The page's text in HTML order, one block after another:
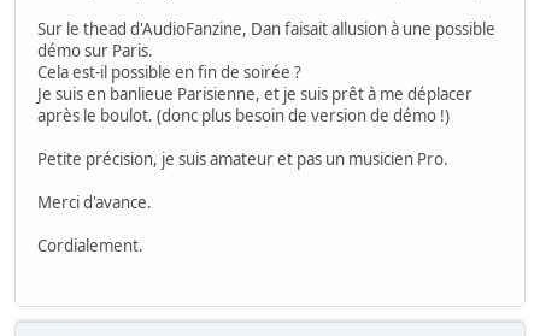
Sur le thead d'AudioFanzine, Dan faisait allusion à une possible
démo sur Paris.
Cela est-il possible en fin de soirée ?
Je suis en banlieue Parisienne, et je suis prêt à me déplacer
après le boulot. (donc plus besoin de version de démo !)
Petite précision, je suis amateur et pas un musicien Pro.
Merci d'avance.
Cordialement.